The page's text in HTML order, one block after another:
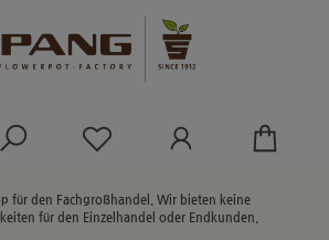
Du hast 0 Produkte
für den Fachgroßhandel. Wir bieten keine
für den Einzelhandel oder Endkunden.